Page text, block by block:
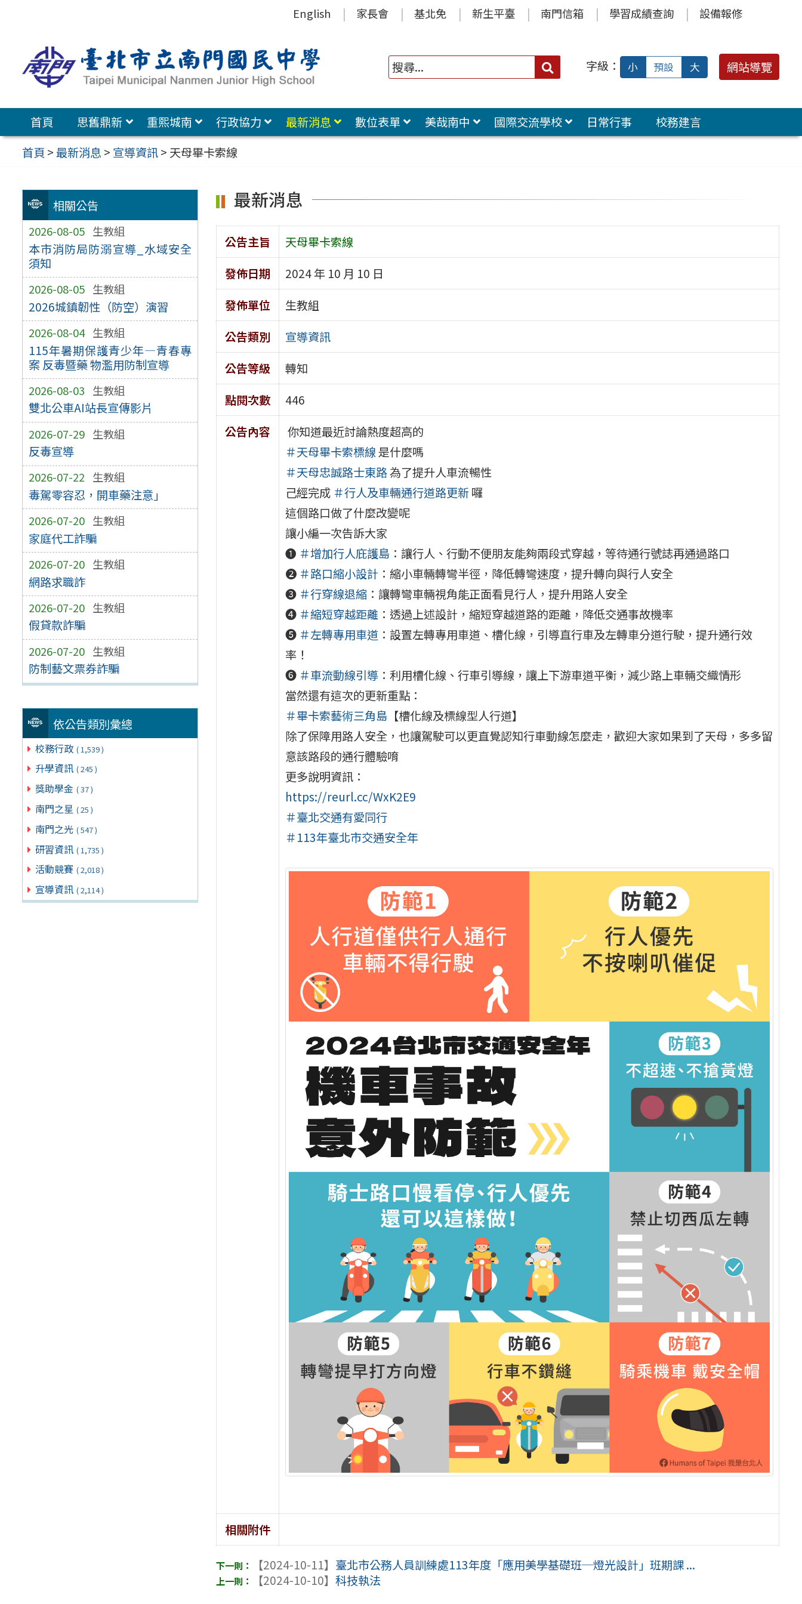
容
區
English 家長會 基北免 新生平臺 南門信箱 學習成績查詢 設備報修
搜
字級： 小 預設 大 網站導覽
首頁 思舊鼎新 重熙城南 行政協力 最新消息 數位表單 美哉南中 國際交流學校 日常行事
校務建言
首頁 >最新消息 > 宣導資訊> 天母畢卡索線
相關公告
2026-08-05 生教組
本市消防局防溺宣導_水域安全
須知
2026-08-05 生教組
2026城鎮韌性（防空）演習
2026-08-04 生教組
115年暑期保護青少年—青春專
案 反毒暨藥 物濫用防制宣導
2026-08-03 生教組
雙北公車AI站長宣傳影片
2026-07-29 生教組
反毒宣導
2026-07-22 生教組
毒駕零容忍，開車藥注意」
2026-07-20 生教組
家庭代工詐騙
2026-07-20 生教組
網路求職詐
2026-07-20 生教組
假貸款詐騙
2026-07-20 生教組
防制藝文票券詐騙
依公告類別彙總
校務行政 ( 1,539 )
升學資訊 ( 245 )
獎助學金 ( 37 )
南門之星 ( 25 )
南門之光 ( 547 )
研習資訊 ( 1,735 )
活動競賽 ( 2,018 )
宣導資訊 ( 2,114 )
最新消息
公告主旨
天母畢卡索線
發佈日期
2024 年 10 月 10 日
發佈單位
生教組
公告類別
宣導資訊
公告等級
轉知
點閱次數
446
公告內容
你知道最近討論熱度超高的
＃天母畢卡索標線是什麼嗎
＃天母忠誠路士東路為了提升人車流暢性
己經完成 ＃行人及車輛通行道路更新囉
這個路口做了什麼改變呢
讓小編一次告訴大家
➊ ＃增加行人庇護島：讓行人、行動不便朋友能夠兩段式穿越，等待通行號誌再通過路口
➋ ＃路口縮小設計：縮小車輛轉彎半徑，降低轉彎速度，提升轉向與行人安全
➌ ＃行穿線退縮：讓轉彎車輛視角能正面看見行人，提升用路人安全
➍ ＃縮短穿越距離 ：透過上述設計，縮短穿越道路的距離，降低交通事故機率
➎ ＃左轉專用車道 ：設置左轉專用車道、槽化線，引導直行車及左轉車分道行駛，提升通行效
率！
➏ ＃車流動線引導：利用槽化線、行車引導線，讓上下游車道平衡，減少路上車輛交織情形
當然還有這次的更新重點：
＃畢卡索藝術三角島【槽化線及標線型人行道】
除了保障用路人安全，也讓駕駛可以更直覺認知行車動線怎麼走，歡迎大家如果到了天母，多多留
意該路段的通行體驗唷
更多說明資訊：
https://reurl.cc/WxK2E9
＃臺北交通有愛同行
＃113年臺北市交通安全年
相關附件
【2024-10-11】 臺北市公務人員訓練處113年度「應用美學基礎班─燈光設計」班期課 ...
【2024-10-10】科技執法